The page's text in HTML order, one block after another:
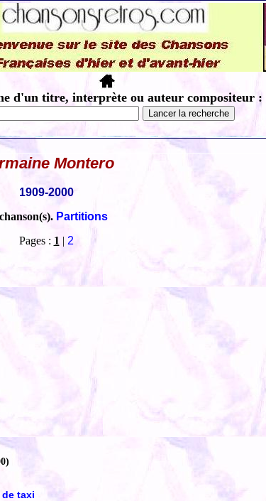
d'un titre, interprète ou auteur compositeur :
Montero
1909-2000
Partitions
Pages : 1 | 2
taxi